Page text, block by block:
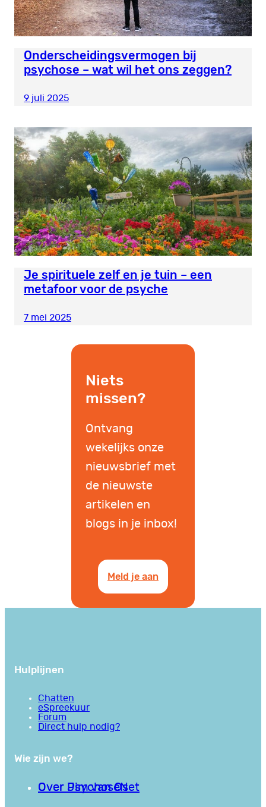
Onderscheidingsvermogen bij
psychose – wat wil het ons zeggen?
9 juli 2025
Je spirituele zelf en je tuin – een
metafoor voor de psyche
7 mei 2025
Niets
missen?
Ontvang
wekelijks onze
nieuwsbrief met
de nieuwste
artikelen en
blogs in je inbox!
Meld je aan
Hulplijnen
Chatten
eSpreekuur
Forum
Direct hulp nodig?
Wie zijn we?
Over PsychoseNet
Over Jim van Os